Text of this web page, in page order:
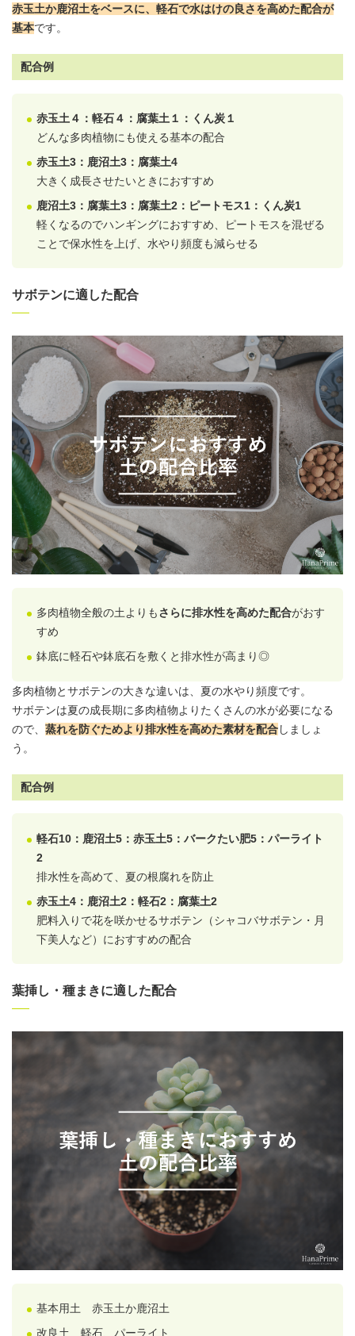
赤玉土か鹿沼土をベースに、軽石で水はけの良さを高めた配合が
基本です。
配合例
赤玉土４：軽石４：腐葉土１：くん炭１
どんな多肉植物にも使える基本の配合
赤玉土3：鹿沼土3：腐葉土4
大きく成長させたいときにおすすめ
鹿沼土3：腐葉土3：腐葉土2：ピートモス1：くん炭1
軽くなるのでハンギングにおすすめ、ピートモスを混ぜる
ことで保水性を上げ、水やり頻度も減らせる
サボテンに適した配合
多肉植物全般の土よりもさらに排水性を高めた配合がおす
すめ
鉢底に軽石や鉢底石を敷くと排水性が高まり◎
多肉植物とサボテンの大きな違いは、夏の水やり頻度です。
サボテンは夏の成長期に多肉植物よりたくさんの水が必要になる
ので、 蒸れを防ぐためより排水性を高めた素材を配合しましょ
う。
配合例
軽石10：鹿沼土5：赤玉土5：バークたい肥5：パーライト
2
排水性を高めて、夏の根腐れを防止
赤玉土4：鹿沼土2：軽石2：腐葉土2
肥料入りで花を咲かせるサボテン（シャコバサボテン・月
下美人など）におすすめの配合
葉挿し・種まきに適した配合
基本用土 赤玉土か鹿沼土
改良土 軽石、パーライト